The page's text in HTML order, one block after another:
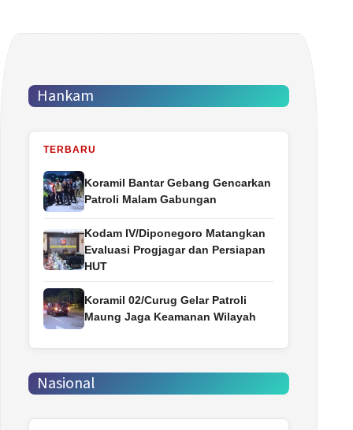
Hankam
TERBARU
Koramil Bantar Gebang Gencarkan
Patroli Malam Gabungan
Kodam IV/Diponegoro Matangkan
Evaluasi Progjagar dan Persiapan
HUT
Koramil 02/Curug Gelar Patroli
Maung Jaga Keamanan Wilayah
Nasional